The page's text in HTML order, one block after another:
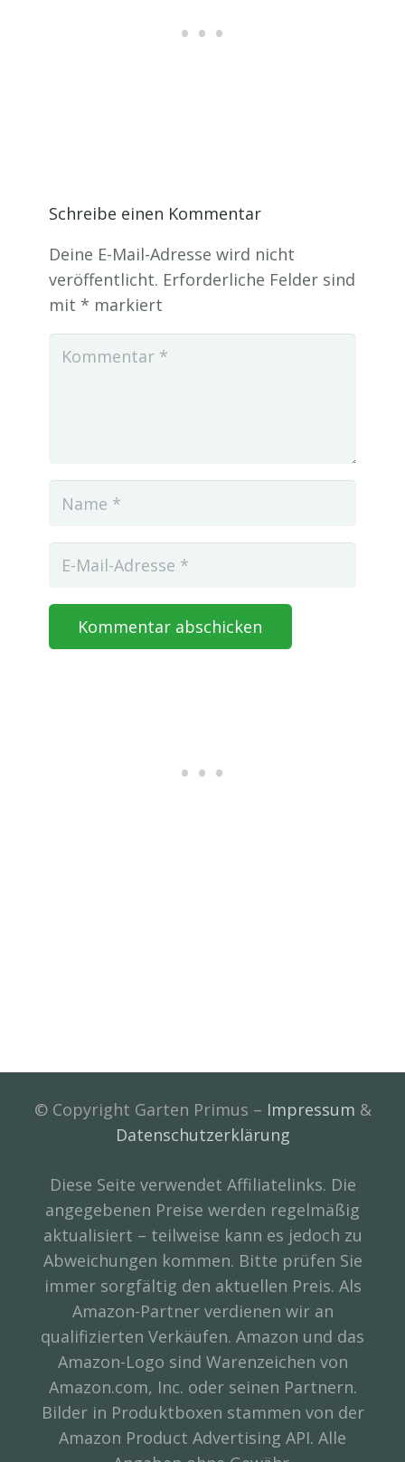
Schreibe einen Kommentar
Deine E-Mail-Adresse wird nicht
veröffentlicht. Erforderliche Felder sind
mit * markiert
Kommentar abschicken
© Copyright Garten Primus – Impressum &
Datenschutzerklärung
Diese Seite verwendet Affiliatelinks. Die
angegebenen Preise werden regelmäßig
aktualisiert – teilweise kann es jedoch zu
Abweichungen kommen. Bitte prüfen Sie
immer sorgfältig den aktuellen Preis. Als
Amazon-Partner verdienen wir an
qualifizierten Verkäufen. Amazon und das
Amazon-Logo sind Warenzeichen von
Amazon.com, Inc. oder seinen Partnern.
Bilder in Produktboxen stammen von der
Amazon Product Advertising API. Alle